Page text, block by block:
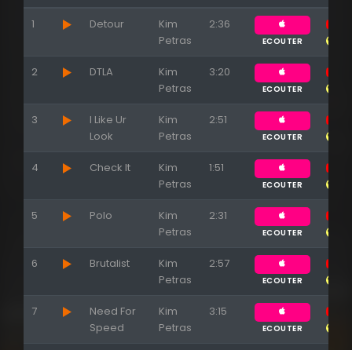
Appuyez sur ENTREE pour valider...
1 Detour
Kim
Petras
2:36
ECOUTER
2 DTLA
Kim
Petras
3:20
ECOUTER
3
I Like Ur
Look
Kim
Petras
2:51
ECOUTER
4 Check It
Kim
Petras
1:51
ECOUTER
5 Polo
Kim
Petras
2:31
ECOUTER
6 Brutalist
Kim
Petras
2:57
ECOUTER
7
Need For
Speed
Kim
Petras
3:15
ECOUTER